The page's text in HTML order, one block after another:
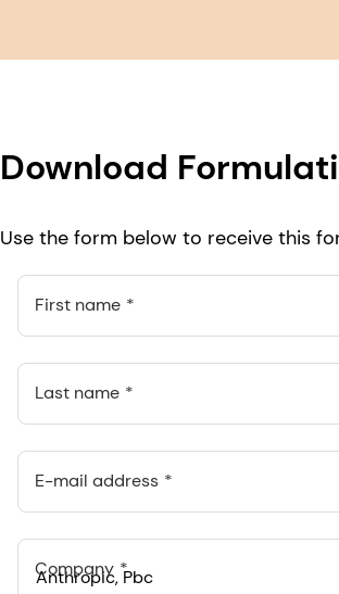
Download
Use the form below to receive this
First name
Last name
E-mail address
Company